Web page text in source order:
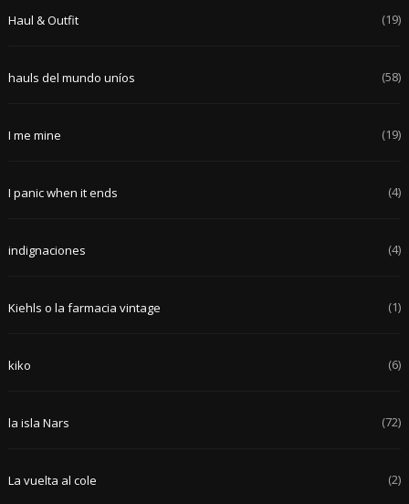
Haul & Outfit (19)
hauls del mundo uníos (58)
I me mine (19)
I panic when it ends (4)
indignaciones (4)
Kiehls o la farmacia vintage (1)
kiko (6)
la isla Nars (72)
La vuelta al cole (2)